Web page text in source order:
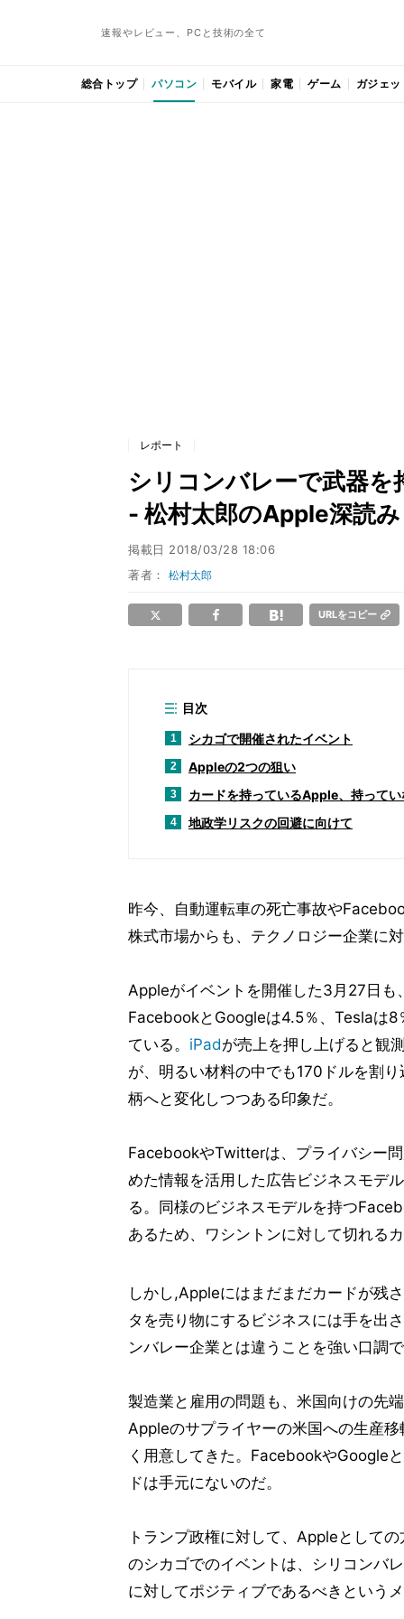
速報やレビュー、PCと技術の全て
総合トップ パソコン モバイル 家電 ゲーム ガジェッ
レポート
シリコンバレーで武器
- 松村太郎のApple深読
掲載日 2018/03/28 18:06
著者：松村太郎
URLをコピー
目次
1 シカゴで開催されたイベント
2 Appleの2つの狙い
3 カードを持っているApple、持って
4 地政学リスクの回避に向けて
昨今、自動運転車の死亡事故や
株式市場からも、テクノロジー企業に
Appleがイベントを開催した3月27日も
FacebookとGoogleは4.5％、Teslaは8
ている。 iPadが売上を押し上げると観
が、明るい材料の中でも170ドルを割
柄へと変化しつつある印象だ。
FacebookやTwitterは、プライバシー
めた情報を活用した広告ビジネスモデ
る。同様のビジネスモデルを持つ
あるため、ワシントンに対して切れる
しかし,Appleにはまだまだカードが残
タを売り物にするビジネスには手を出
ンバレー企業とは違うことを強い口調
製造業と雇用の問題も、米国向けの先
Appleのサプライヤーの米国への生産
く用意してきた。FacebookやGoogle
ドは手元にないのだ。
トランプ政権に対して、Appleとして
のシカゴでのイベントは、シリコンバ
に対してポジティブであるべきという